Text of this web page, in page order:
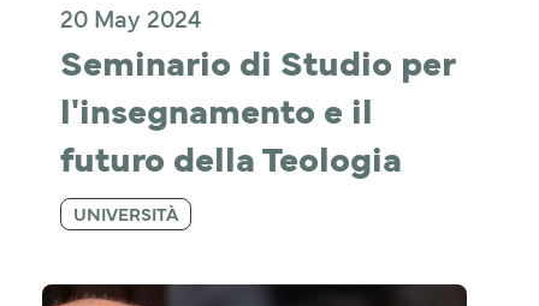
20 May 2024
Seminario di Studio per
l'insegnamento e il
futuro della Teologia
UNIVERSITÀ